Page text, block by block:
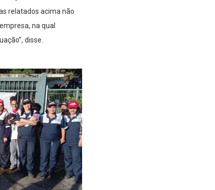
relatados acima não
na qual
disse.